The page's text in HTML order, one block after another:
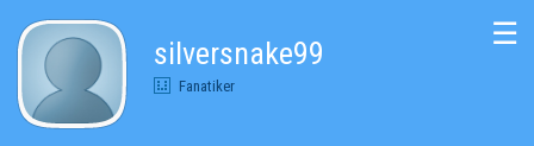
silversnake99
Fanatiker
☰